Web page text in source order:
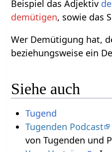
Beispiel das Adjektiv
demütigen, sowie das
Wer Demütigung hat,
beziehungsweise ein
Siehe auch
Tugend
Tugenden Podcast
von Tugenden und